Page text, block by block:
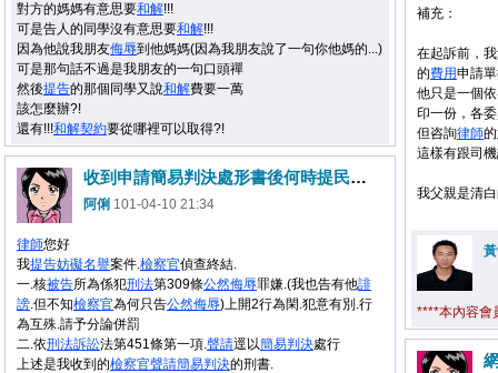
補充：
在起訴前，
的費用申請
他只是一個
印一份，各
但咨詢律師
這樣有跟司
我父親是清
****本內容會
對方的媽媽有意思要和解!!!
可是告人的同學沒有意思要和解!!!
因為他說我朋友侮辱到他媽媽(因為我朋友說了一句你他媽的...)
可是那句話不過是我朋友的一句口頭禪
然後提告的那個同學又說和解費要一萬
該怎麼辦?!
還有!!!和解契約要從哪裡可以取得?!
收到申請簡易判決處形書後何時提民事求償?
阿俐 101-04-10 21:34
律師您好
我提告妨礙名譽案件.檢察官偵查終結.
一.核被告所為係犯刑法第309條公然侮辱罪嫌.(我也告有他誹
謗.但不知檢察官為何只告公然侮辱)上開2行為閑.犯意有別.行
為互殊.請予分論併罰
二.依刑法訴訟法第451條第一項.聲請逕以簡易判決處行
上述是我收到的檢察官聲請簡易判決的刑書.